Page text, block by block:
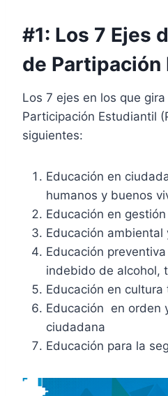
#1: Los 7 Ejes
de Partipación
Los 7 ejes en los que
Participación Estudiantil
siguientes:
Educación en
humanos y buenos
Educación en
Educación ambiental
Educación
indebido de alcohol,
Educación en cultura
Educación en orden
ciudadana
Educación para la